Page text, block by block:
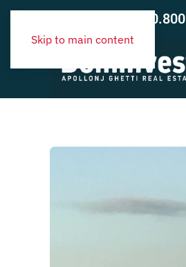
Skip to main content
+39 06.420.10.800